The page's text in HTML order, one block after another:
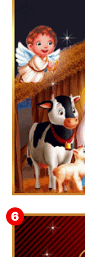
Feliz Navidad